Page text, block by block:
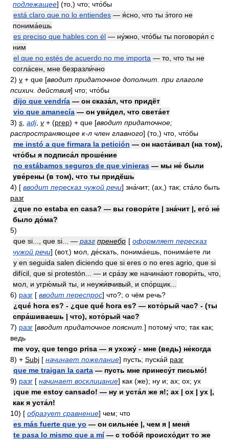
подлежащее] (то,) что; что́бы
está claro que no lo entiendes — я́сно, что ты э́того не
понима́ешь
es preciso que hables con él — ну́жно, что́бы ты поговори́л с
ним
el que no estés de acuerdo no me importa — то, что ты не
согла́сен, мне безразли́чно
2) v + que [вводит придаточное дополнит. при глаголе
психич. действия] что; что́бы
dijo que vendría — он сказа́л, что придёт
vio que amanecía — он уви́дел, что света́ет
3) s adj, v+ (prep) + que [вводит придаточное;
распространяющее к-л член главного] (то,) что, что́бы
me instó a que firmara la petición — он наста́ивал (на том),
что́бы я подписа́л проше́ние
no estábamos seguros de que vinieras — мы не́ были
уве́рены (в том), что ты придёшь
4) [ вводит пересказ чужой речи] зна́чит; (ах,) так; ста́ло быть
разг
¿que no estaba en casa? — вы говори́те | зна́чит |, его́ не́
было до́ма?
5)
que si..., que si... — разг пренебр [ оформляет пересказ
чужой речи] (вот,) мол, де́скать, понима́ешь, понима́ете ли
y en seguida salen diciendo que si eres o no eres agrio, que si
difícil, que si protestón... — и сра́зу же начина́ют говори́ть, что,
мол, и угрю́мый ты, и неужи́вчивый, и спо́рщик...
6) разг [ вводит переспрос] что?; о чём речь?
¿qué hora es? - ¿que qué hora es? — кото́рый час? - (ты
спра́шиваешь | что), кото́рый час?
7) разг [вводит придаточное пояснит. ] потому́ что; так как;
ведь
me voy, que tengo prisa — я ухожу́ - мне (ведь) не́когда
8) + Subj [ начинает пожелание] пусть; пуска́й разг
que me traigan la carta — пусть мне принесу́т письмо́!
9) разг [ начинает восклицание] как (же); ну и; ах; ох; ух
¡que me estoy cansado! — ну и уста́л же я!; ах | ох | ух |,
как я уста́л!
10) [ образует сравнение] чем; что
es más fuerte que yo — он сильне́е |, чем я | меня́
te pasa lo mismo que a mí— с тобо́й происхо́дит то же